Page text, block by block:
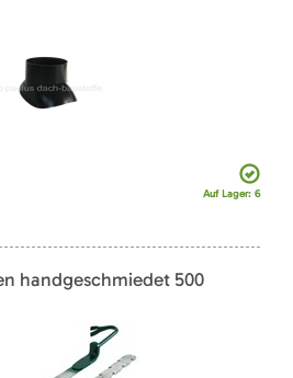
Auf Lager: 6
handgeschmiedet 500